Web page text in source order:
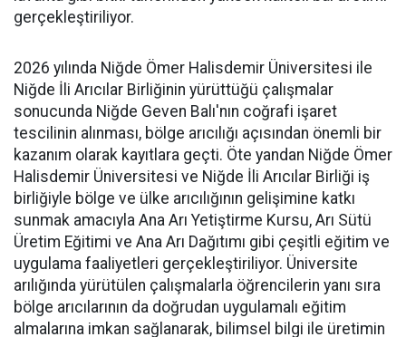
gerçekleştiriliyor.
2026 yılında Niğde Ömer Halisdemir Üniversitesi ile
Niğde İli Arıcılar Birliğinin yürüttüğü çalışmalar
sonucunda Niğde Geven Balı'nın coğrafi işaret
tescilinin alınması, bölge arıcılığı açısından önemli bir
kazanım olarak kayıtlara geçti. Öte yandan Niğde Ömer
Halisdemir Üniversitesi ve Niğde İli Arıcılar Birliği iş
birliğiyle bölge ve ülke arıcılığının gelişimine katkı
sunmak amacıyla Ana Arı Yetiştirme Kursu, Arı Sütü
Üretim Eğitimi ve Ana Arı Dağıtımı gibi çeşitli eğitim ve
uygulama faaliyetleri gerçekleştiriliyor. Üniversite
arılığında yürütülen çalışmalarla öğrencilerin yanı sıra
bölge arıcılarının da doğrudan uygulamalı eğitim
almalarına imkan sağlanarak, bilimsel bilgi ile üretimin